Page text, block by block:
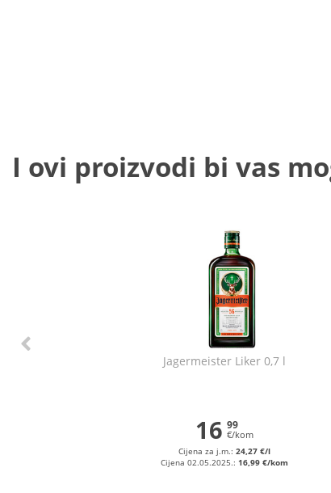
I ovi proizvodi bi vas
Jagermeister Liker 0,7 l
16 99
€/kom
Cijena za j.m.: 24,27 €/l
Cijena 02.05.2025.: 16,99 €/kom